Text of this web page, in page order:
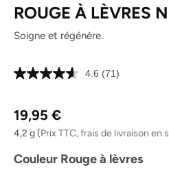
ROUGE À LÈVRES
Soigne et régénère.
4.6 Lire
la
page.
(71)
Prix régulier :
19,95 €
4,2 g(Prix TTC, frais de livraison en
Sélectionnez
Couleur Rouge à lèvres